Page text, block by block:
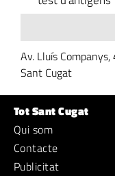
Av. Lluís
Sant Cugat
Tot Sant Cugat
Qui som
Contacte
Publicitat